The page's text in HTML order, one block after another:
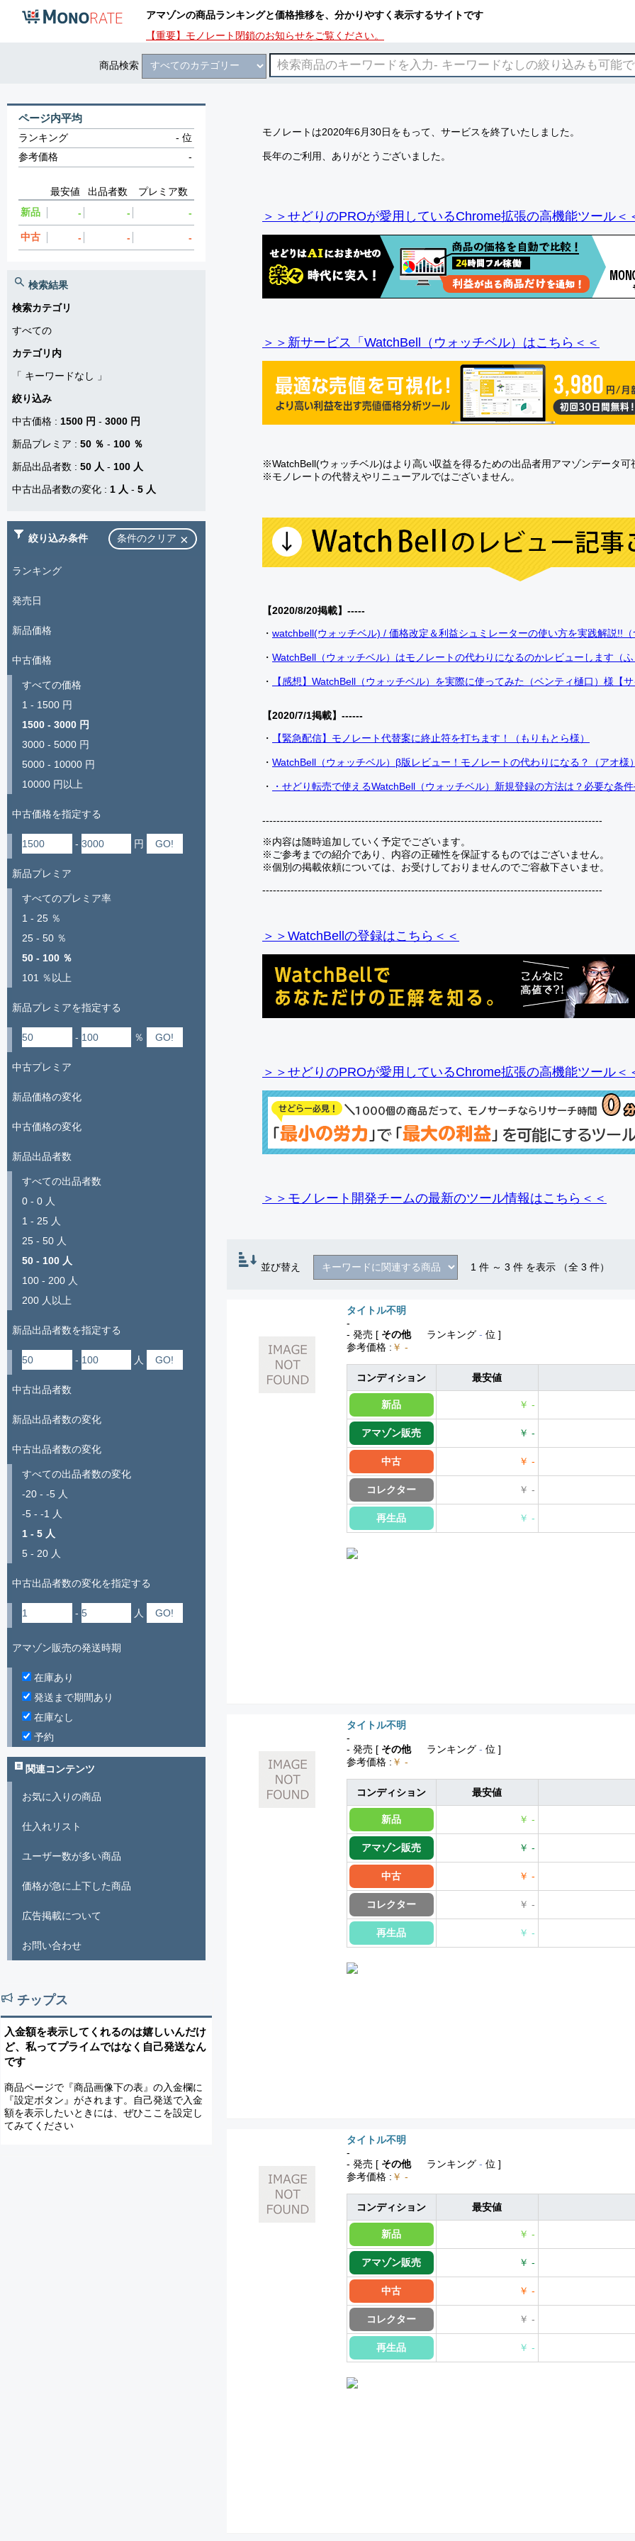
アマゾンの商品ランキングと価格推移を、分かりやすく表示するサイトです
【重要】モノレート閉鎖のお知らせをご覧ください。
商品検索
モノレートは2020年6月30日をもって、サービスを終了いたしました。
長年のご利用、ありがとうございました。
＞＞せどりのPROが愛用しているChrome拡張の高機能ツール＜
＞＞新サービス「WatchBell（ウォッチベル）はこちら＜＜
※WatchBell(ウォッチベル)はより高い収益を得るための出品者用アマゾンデータ可
※モノレートの代替えやリニューアルではございません。
【2020/8/20掲載】-----
・ watchbell(ウォッチベル) / 価格改定＆利益シュミレーターの使い方を実践解説!!
・ WatchBell（ウォッチベル）はモノレートの代わりになるのかレビューします（
・ 【感想】WatchBell（ウォッチベル）を実際に使ってみた（ベンティ樋口）様【
【2020/7/1掲載】------
・
【緊急配信】モノレート代替案に終止符を打ちます！（もりもとら様）
・ WatchBell（ウォッチベル）β版レビュー！モノレートの代わりになる？（アオ様
・ ・せどり転売で使えるWatchBell（ウォッチベル）新規登録の方法は？必要な条
------------------------------------------------------------------------------------------------
※内容は随時追加していく予定でございます。
※ご参考までの紹介であり、内容の正確性を保証するものではございません。
※個別の掲載依頼については、お受けしておりませんのでご容赦下さいませ。
------------------------------------------------------------------------------------------------
＞＞WatchBellの登録はこちら＜＜
＞＞せどりのPROが愛用しているChrome拡張の高機能ツール＜
＞＞モノレート開発チームの最新のツール情報はこちら＜＜
並び替え 1 件 ～ 3 件 を表示 （全 3 件）
タイトル不明
-
- 発売 [ その他 ランキング - 位 ]
参考価格 : ￥ -
コンディション 最安値
新品 ￥ -
アマゾン販売 ￥ -
中古 ￥ -
コレクター ￥ -
再生品 ￥ -
タイトル不明
-
- 発売 [ その他 ランキング - 位 ]
参考価格 : ￥ -
コンディション 最安値
新品 ￥ -
アマゾン販売 ￥ -
中古 ￥ -
コレクター ￥ -
再生品 ￥ -
タイトル不明
-
- 発売 [ その他 ランキング - 位 ]
参考価格 : ￥ -
コンディション 最安値
新品 ￥ -
アマゾン販売 ￥ -
中古 ￥ -
コレクター ￥ -
再生品 ￥ -
ページ内平均
ランキング -位
参考価格
-
最安値 出品者数
プレミア数
新品
- - -
中古 - - -
検索結果
検索カテゴリ
すべての
カテゴリ内
「 キーワードなし
」
絞り込み
中古価格 : 1500 円 - 3000 円
新品プレミア : 50 ％ - 100 ％
新品出品者数 : 50 人 - 100 人
中古出品者数の変化 : 1 人 - 5 人
絞り込み条件 条件のクリア
ランキング
発売日
新品価格
中古価格
すべての価格
1 - 1500 円
1500 - 3000 円
3000 - 5000 円
5000 - 10000 円
10000 円以上
中古価格を指定する
- 円
新品プレミア
すべてのプレミア率
1 - 25 ％
25 - 50 ％
50 - 100 ％
101 ％以上
新品プレミアを指定する
- ％
中古プレミア
新品価格の変化
中古価格の変化
新品出品者数
すべての出品者数
0 - 0 人
1 - 25 人
25 - 50 人
50 - 100 人
100 - 200 人
200 人以上
新品出品者数を指定する
- 人
中古出品者数
新品出品者数の変化
中古出品者数の変化
すべての出品者数の変化
-20 - -5 人
-5 - -1 人
1 - 5 人
5 - 20 人
中古出品者数の変化を指定する
- 人
アマゾン販売の発送時期
在庫あり
発送まで期間あり
在庫なし
予約
関連コンテンツ
お気に入りの商品
仕入れリスト
ユーザー数が多い商品
価格が急に上下した商品
広告掲載について
お問い合わせ
チップス
入金額を表示してくれるのは嬉しいんだけ
ど、私ってプライムではなく自己発送なん
です
商品ページで『商品画像下の表』の入金欄に
『設定ボタン』がされます。自己発送で入金
額を表示したいときには、ぜひここを設定し
てみてください